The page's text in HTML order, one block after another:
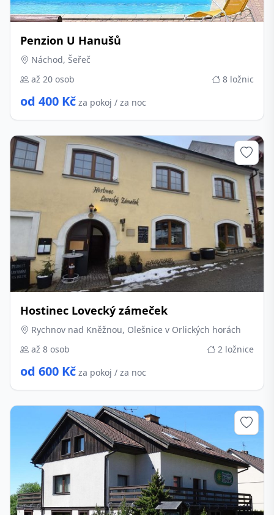
Penzion U Hanušů
Náchod, Šeřeč
až 20 osob
8 ložnic
od 400 Kč za pokoj / za noc
Hostinec Lovecký zámeček
Rychnov nad Kněžnou, Olešnice v Orlických horách
až 8 osob
2 ložnice
od 600 Kč za pokoj / za noc